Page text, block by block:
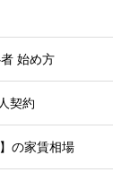
始め方
契約
の家賃相場